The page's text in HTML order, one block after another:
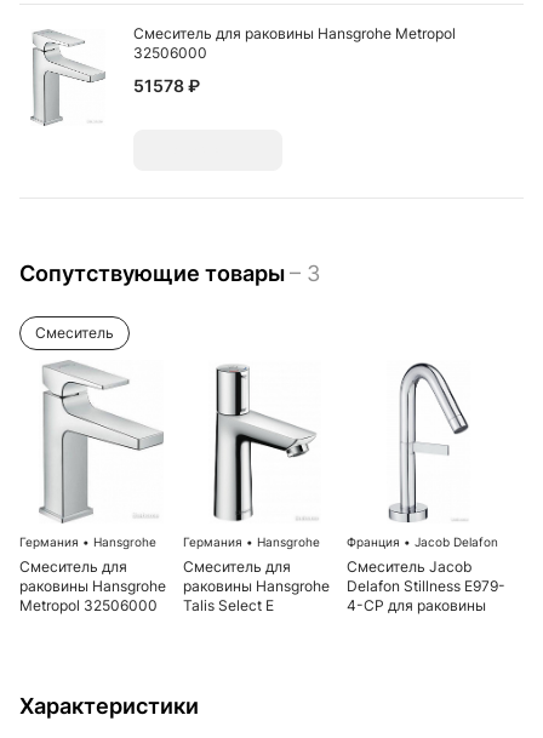
Смеситель для раковины Hansgrohe Metropol
32506000
51578 ₽
Сопутствующие товары– 3
Смеситель
Германия • Hansgrohe
Смеситель для
раковины Hansgrohe
Metropol 32506000
Германия • Hansgrohe
Смеситель для
раковины Hansgrohe
Talis Select E
Франция • Jacob Delafon
Смеситель Jacob
Delafon Stillness E979-
4-CP для раковины
Характеристики